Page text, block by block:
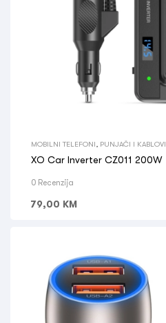
MOBILNI TELEFONI PUNJAČI I KABLOVI
XO Car Inverter CZ011 200W
0 Recenzija
79,00 KM